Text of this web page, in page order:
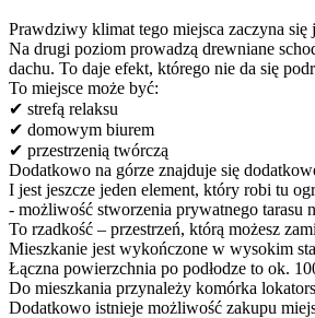
Prawdziwy klimat tego miejsca zaczyna się
Na drugi poziom prowadzą drewniane
dachu. To daje efekt, którego nie da się
To miejsce może być:
✔ strefą relaksu
✔ domowym biurem
✔ przestrzenią twórczą
Dodatkowo na górze znajduje się
I jest jeszcze jeden element, który robi tu
- możliwość stworzenia prywatnego tarasu
To rzadkość – przestrzeń, którą możesz
Mieszkanie jest wykończone w wysokim
Łączna powierzchnia po podłodze to ok.
Do mieszkania przynależy komórka
Dodatkowo istnieje możliwość zakupu